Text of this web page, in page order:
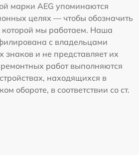
марки AEG упоминаются
целях — чтобы обозначить
которой мы работаем. Наша
с владельцами
и не представляет их
работ выполняются
находящихся в
обороте, в соответствии со ст.